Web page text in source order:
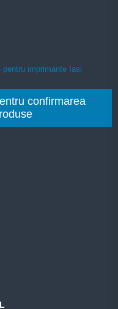
imprimante Iasi
confirmarea